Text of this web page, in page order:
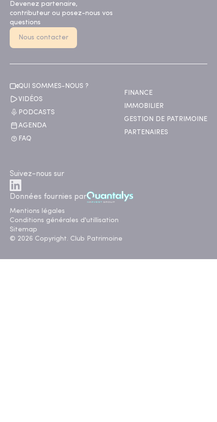
Devenez partenaire,
contributeur ou posez-nous vos
questions
Nous contacter
QUI SOMMES-NOUS ?
VIDÉOS
PODCASTS
AGENDA
FAQ
FINANCE
IMMOBILIER
GESTION DE PATRIMOINE
PARTENAIRES
Suivez-nous sur
Données fournies par
Mentions légales
Conditions générales d'utillisation
Sitemap
© 2026 Copyright. Club Patrimoine